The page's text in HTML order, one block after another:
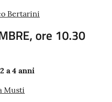
Bertarini
ore 10.30
a 4 anni
Musti